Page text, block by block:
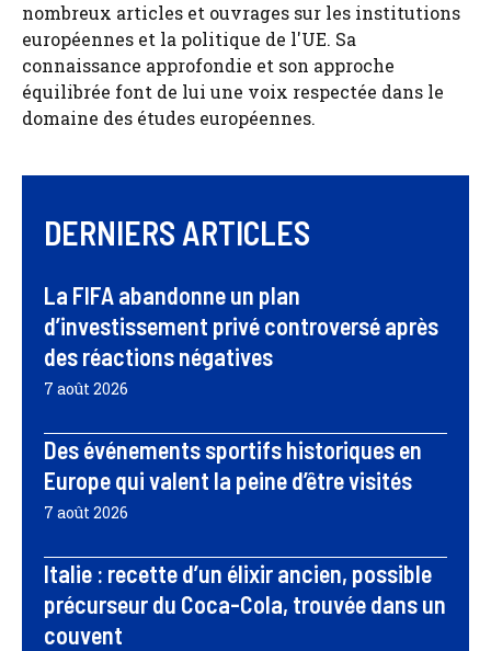
nombreux articles et ouvrages sur les institutions
européennes et la politique de l'UE. Sa
connaissance approfondie et son approche
équilibrée font de lui une voix respectée dans le
domaine des études européennes.
DERNIERS ARTICLES
La FIFA abandonne un plan
d’investissement privé controversé après
des réactions négatives
7 août 2026
Des événements sportifs historiques en
Europe qui valent la peine d’être visités
7 août 2026
Italie : recette d’un élixir ancien, possible
précurseur du Coca-Cola, trouvée dans un
couvent